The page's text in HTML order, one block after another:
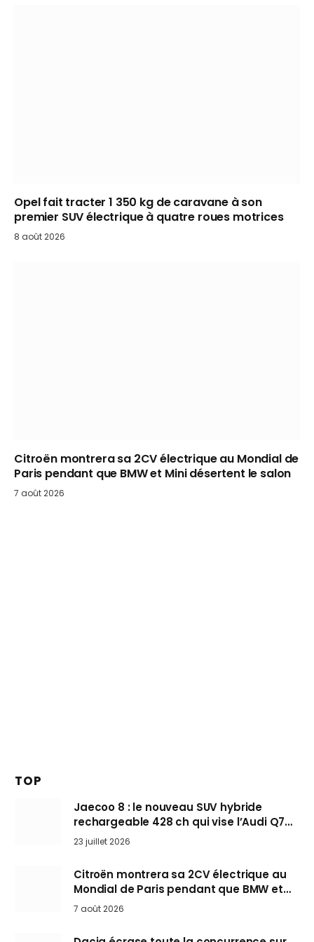
Opel fait tracter 1 350 kg de caravane à son
premier SUV électrique à quatre roues motrices
8 août 2026
Citroën montrera sa 2CV électrique au Mondial de
Paris pendant que BMW et Mini désertent le salon
7 août 2026
TOP
Jaecoo 8 : le nouveau SUV hybride
rechargeable 428 ch qui vise l’Audi Q7
arrive en Europe cet automne
23 juillet 2026
Citroën montrera sa 2CV électrique au
Mondial de Paris pendant que BMW et
Mini désertent le salon
7 août 2026